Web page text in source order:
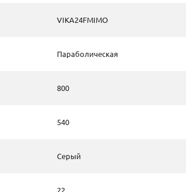
VIKA24FMIMO
Параболическая
800
540
Серый
22